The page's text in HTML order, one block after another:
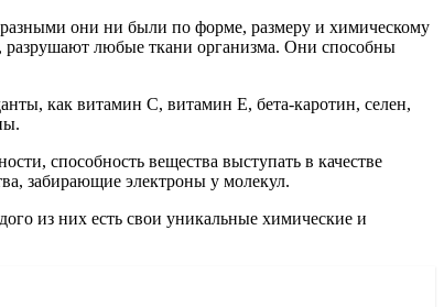
они ни были по форме, размеру и химическому
разрушают любые ткани организма. Они способны
как витамин С, витамин Е, бета-каротин, селен,
способность вещества выступать в качестве
забирающие электроны у молекул.
из них есть свои уникальные химические и